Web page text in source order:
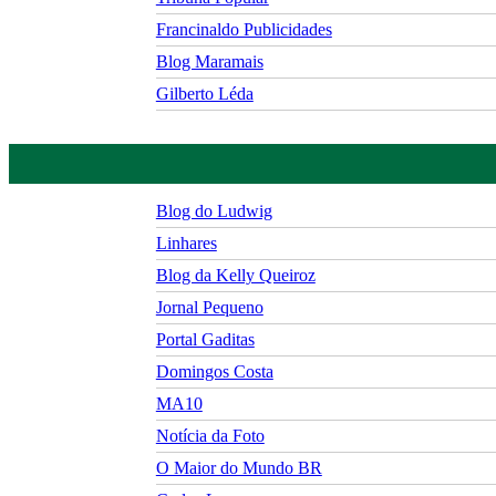
Francinaldo Publicidades
Blog Maramais
Gilberto Léda
Blog do Ludwig
Linhares
Blog da Kelly Queiroz
Jornal Pequeno
Portal Gaditas
Domingos Costa
MA10
Notícia da Foto
O Maior do Mundo BR